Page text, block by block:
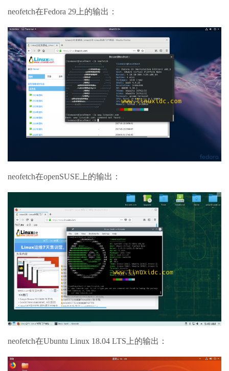
neofetch在Fedora 29上的输出：
neofetch在openSUSE上的输出：
neofetch在Ubuntu Linux 18.04 LTS上的输出：